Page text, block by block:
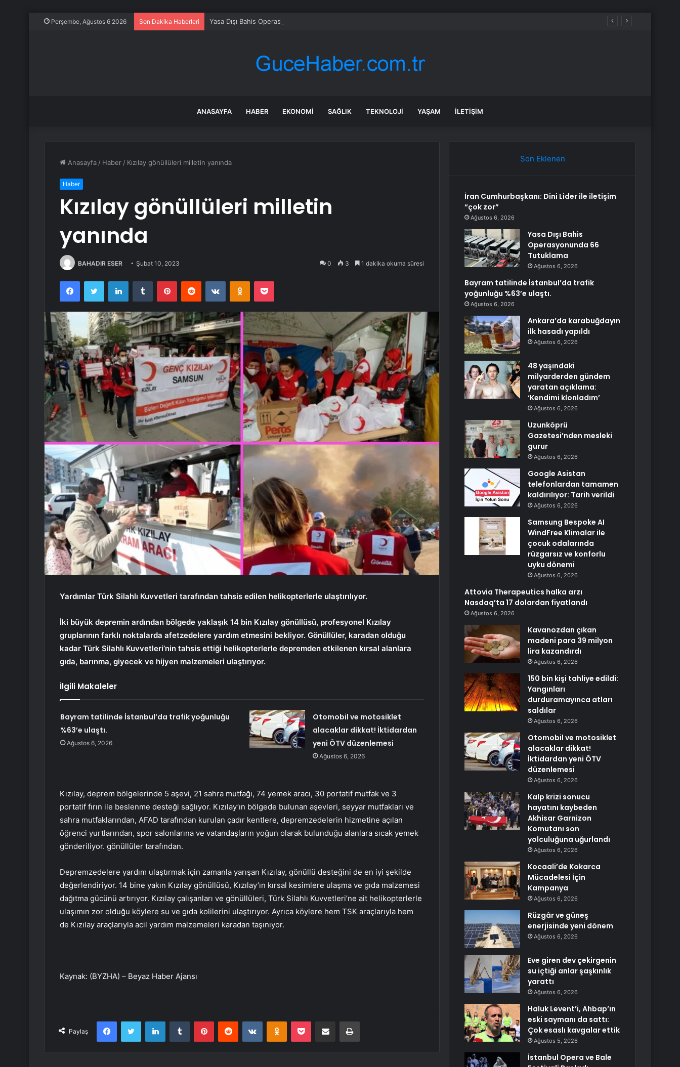
Perşembe, Ağustos 6 2026 Son Dakika Haberleri Yasa Dışı Bahis Operasyonunda 66 Tutuklama
ANASAYFA HABER EKONOMI SAĞLIK TEKNOLOJI YAŞAM İLETIŞIM
Anasayfa / Haber / Kızılay gönüllüleri milletin yanında
Haber
Kızılay gönüllüleri milletin
yanında
BAHADIR ESER Şubat 10, 2023 0 3 1 dakika okuma süresi
FacebookTwitter LinkedInTumblr PinterestReddit VKontakteOdnoklassniki
Pocket
Yardımlar Türk Silahlı Kuvvetleri tarafından tahsis edilen helikopterlerle ulaştırılıyor.
İki büyük depremin ardından bölgede yaklaşık 14 bin Kızılay gönüllüsü, profesyonel Kızılay
gruplarının farklı noktalarda afetzedelere yardım etmesini bekliyor. Gönüllüler, karadan olduğu
kadar Türk Silahlı Kuvvetleri’nin tahsis ettiği helikopterlerle depremden etkilenen kırsal alanlara
gıda, barınma, giyecek ve hijyen malzemeleri ulaştırıyor.
İlgili Makaleler
Bayram tatilinde İstanbul’da trafik yoğunluğu
%63’e ulaştı.
Ağustos 6, 2026
Otomobil ve motosiklet
alacaklar dikkat! İktidardan
yeni ÖTV düzenlemesi
Ağustos 6, 2026
Kızılay, deprem bölgelerinde 5 aşevi, 21 sahra mutfağı, 74 yemek aracı, 30 portatif mutfak ve 3
portatif fırın ile beslenme desteği sağlıyor. Kızılay’ın bölgede bulunan aşevleri, seyyar mutfakları ve
sahra mutfaklarından, AFAD tarafından kurulan çadır kentlere, depremzedelerin hizmetine açılan
öğrenci yurtlarından, spor salonlarına ve vatandaşların yoğun olarak bulunduğu alanlara sıcak yemek
gönderiliyor. gönüllüler tarafından.
Depremzedelere yardım ulaştırmak için zamanla yarışan Kızılay, gönüllü desteğini de en iyi şekilde
değerlendiriyor. 14 bine yakın Kızılay gönüllüsü, Kızılay’ın kırsal kesimlere ulaşma ve gıda malzemesi
dağıtma gücünü artırıyor. Kızılay çalışanları ve gönüllüleri, Türk Silahlı Kuvvetleri’ne ait helikopterlerle
ulaşımın zor olduğu köylere su ve gıda kolilerini ulaştırıyor. Ayrıca köylere hem TSK araçlarıyla hem
de Kızılay araçlarıyla acil yardım malzemeleri karadan taşınıyor.
Kaynak: (BYZHA) – Beyaz Haber Ajansı
Paylaş
FacebookTwitter LinkedInTumblr PinterestReddit VKontakteOdnoklassniki
Pocket E-Posta ile paylaş Yazdır
Son Eklenen
İran Cumhurbaşkanı: Dini Lider ile iletişim
“çok zor”
Ağustos 6, 2026
Yasa Dışı Bahis
Operasyonunda 66
Tutuklama
Ağustos 6, 2026
Bayram tatilinde İstanbul’da trafik
yoğunluğu %63’e ulaştı.
Ağustos 6, 2026
Ankara’da karabuğdayın
ilk hasadı yapıldı
Ağustos 6, 2026
48 yaşındaki
milyarderden gündem
yaratan açıklama:
‘Kendimi klonladım’
Ağustos 6, 2026
Uzunköprü
Gazetesi’nden mesleki
gurur
Ağustos 6, 2026
Google Asistan
telefonlardan tamamen
kaldırılıyor: Tarih verildi
Ağustos 6, 2026
Samsung Bespoke AI
WindFree Klimalar ile
çocuk odalarında
rüzgarsız ve konforlu
uyku dönemi
Ağustos 6, 2026
Attovia Therapeutics halka arzı
Nasdaq’ta 17 dolardan fiyatlandı
Ağustos 6, 2026
Kavanozdan çıkan
madeni para 39 milyon
lira kazandırdı
Ağustos 6, 2026
150 bin kişi tahliye edildi:
Yangınları
durduramayınca atları
saldılar
Ağustos 6, 2026
Otomobil ve motosiklet
alacaklar dikkat!
İktidardan yeni ÖTV
düzenlemesi
Ağustos 6, 2026
Kalp krizi sonucu
hayatını kaybeden
Akhisar Garnizon
Komutanı son
yolculuğuna uğurlandı
Ağustos 6, 2026
Kocaali’de Kokarca
Mücadelesi İçin
Kampanya
Ağustos 6, 2026
Rüzgâr ve güneş
enerjisinde yeni dönem
Ağustos 6, 2026
Eve giren dev çekirgenin
su içtiği anlar şaşkınlık
yarattı
Ağustos 6, 2026
Haluk Levent’i, Ahbap’ın
eski saymanı da sattı:
Çok esaslı kavgalar ettik
Ağustos 5, 2026
İstanbul Opera ve Bale